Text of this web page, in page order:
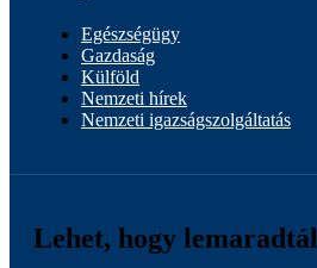
Egészségügy
Gazdaság
Külföld
Nemzeti hírek
Nemzeti igazságszolgáltatás
Lehet, hogy lemaradtál